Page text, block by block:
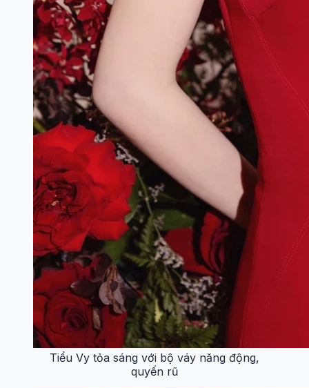
Tiểu Vy tỏa sáng với bộ váy năng động,
quyến rũ